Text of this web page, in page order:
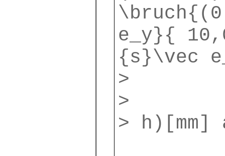
e_y}{
{s}\vec
>
>
>